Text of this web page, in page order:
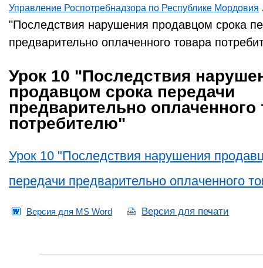
Вы здесь
Управление Роспотребнадзора по Республике Мордовия
"Последствия нарушения продавцом срока
предварительно оплаченного товара
Урок 10 "Последствия
продавцом срока передачи
предварительно оплаченного
потребителю"
Урок 10 "Последствия нарушения
передачи предварительно оплаченного
Версия для MS Word Версия для печати